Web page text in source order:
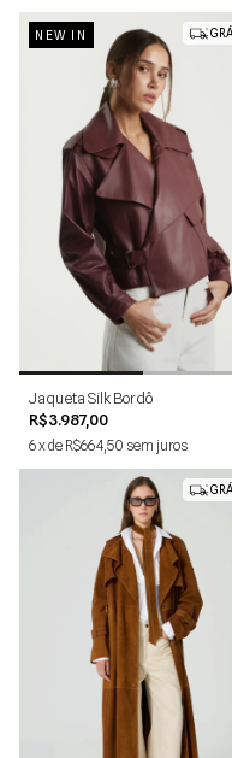
NEW IN
Jaqueta Silk Bordô
R$3.987,00
6xde R$664,50 sem juros